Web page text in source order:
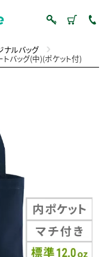
ナルバッグ
バッグ(中)(ポケット付)